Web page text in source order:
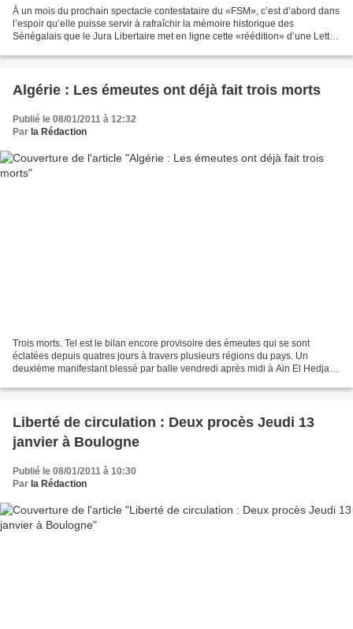
À un mois du prochain spectacle contestataire du «FSM», c’est d’abord dans
l’espoir qu’elle puisse servir à rafraîchir la mémoire historique des
Sénégalais que le Jura Libertaire met en ligne cette «réédition» d’une Lettre
Algérie : Les émeutes ont déjà fait trois morts
Publié le 08/01/2011 à 12:32
Par la Rédaction
Trois morts. Tel est le bilan encore provisoire des émeutes qui se sont
éclatées depuis quatres jours à travers plusieurs régions du pays. Un
deuxième manifestant blessé par balle vendredi après midi à Ain El Hedjal,
Liberté de circulation : Deux procès Jeudi 13
janvier à Boulogne
Publié le 08/01/2011 à 10:30
Par la Rédaction